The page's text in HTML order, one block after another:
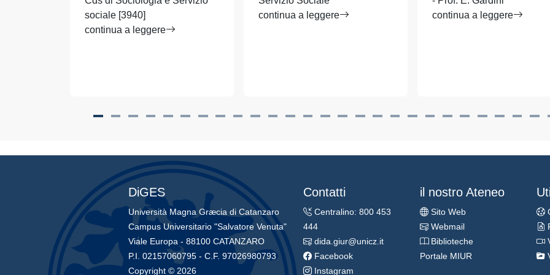
sociale [3940]
continua a leggere
continua a leggere
continua a leggere
DiGES
Università Magna Græcia di Catanzaro
Campus Universitario "Salvatore Venuta"
Viale Europa - 88100 CATANZARO
P.I. 02157060795 - C.F. 97026980793
Copyright © 2026
Contatti
Centralino: 800 453
444
dida.giur@unicz.it
Facebook
Instagram
il nostro Ateneo
Sito Web
Webmail
Biblioteche
Portale MIUR